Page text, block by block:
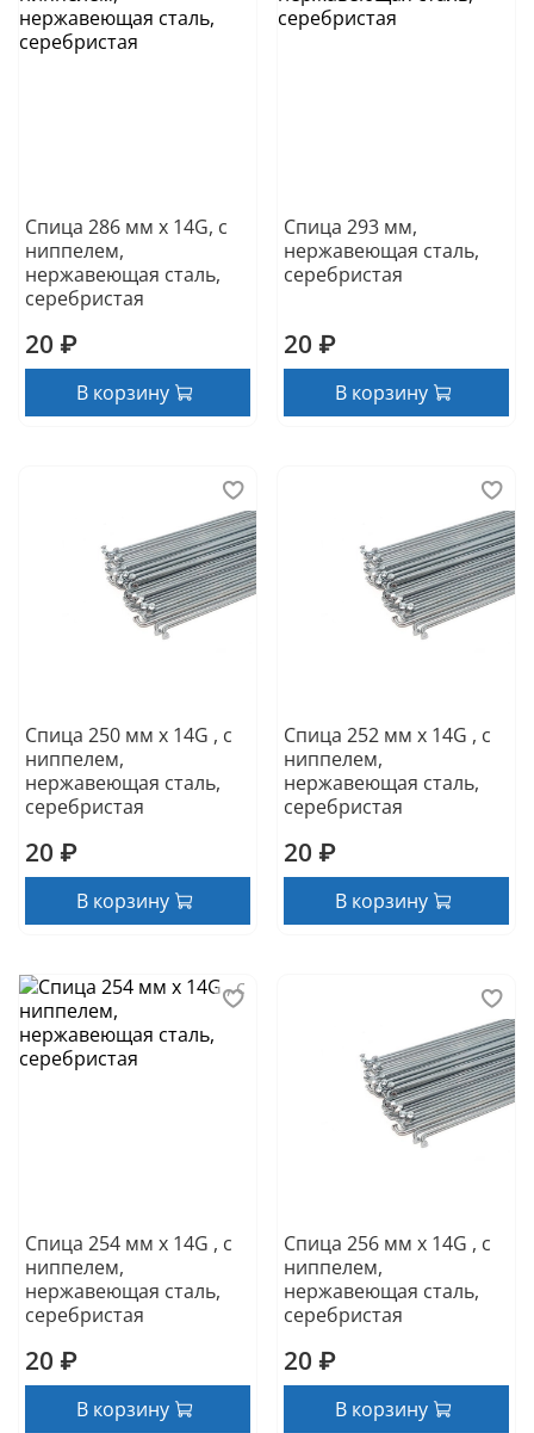
Спица 286 мм x 14G, с
ниппелем,
нержавеющая сталь,
серебристая
20 ₽
В корзину
Спица 293 мм,
нержавеющая сталь,
серебристая
20 ₽
В корзину
Спица 250 мм x 14G , с
ниппелем,
нержавеющая сталь,
серебристая
20 ₽
В корзину
Спица 252 мм x 14G , с
ниппелем,
нержавеющая сталь,
серебристая
20 ₽
В корзину
Спица 254 мм x 14G , с
ниппелем,
нержавеющая сталь,
серебристая
20 ₽
В корзину
Спица 256 мм x 14G , с
ниппелем,
нержавеющая сталь,
серебристая
20 ₽
В корзину